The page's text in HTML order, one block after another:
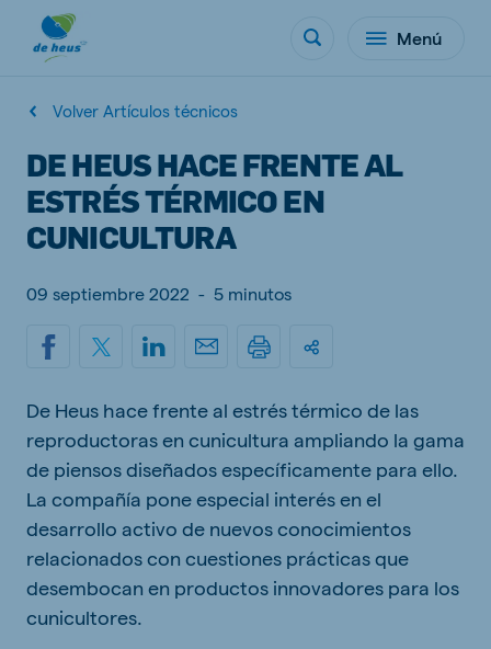
Menú
Volver Artículos técnicos
DE HEUS HACE FRENTE AL
ESTRÉS TÉRMICO EN
CUNICULTURA
09 septiembre 2022 - 5 minutos
De Heus hace frente al estrés térmico de las
reproductoras en cunicultura ampliando la gama
de piensos diseñados específicamente para ello.
La compañía pone especial interés en el
desarrollo activo de nuevos conocimientos
relacionados con cuestiones prácticas que
desembocan en productos innovadores para los
cunicultores.